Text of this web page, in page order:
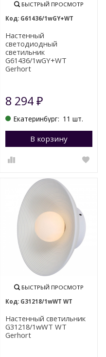
Перейти в корзину
БЫСТРЫЙ ПРОСМОТР
G61436/1wGY+WT
Настенный
светодиодный
светильник
G61436/1wGY+WT
Gerhort
8 294 ₽
Екатеринбург: 11 шт.
В корзину
БЫСТРЫЙ ПРОСМОТР
G31218/1wWT WT
Настенный светильник
G31218/1wWT WT
Gerhort